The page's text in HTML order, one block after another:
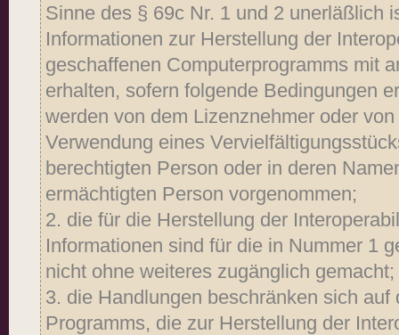
Sinne des § 69c Nr. 1 und 2 unerläßlich
Informationen zur Herstellung der
geschaffenen Computerprogramms mit
erhalten, sofern folgende Bedingungen
werden von dem Lizenznehmer oder
Verwendung eines
berechtigten Person oder in deren
ermächtigten Person vorgenommen;
2. die für die Herstellung der
Informationen sind für die in Nummer 1
nicht ohne weiteres zugänglich gemacht;
3. die Handlungen beschränken sich
Programms, die zur Herstellung der